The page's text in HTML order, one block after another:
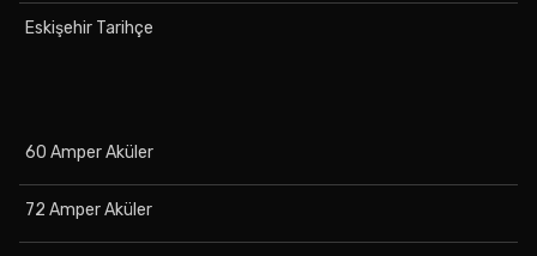
Eskişehir Tarihçe
60 Amper Aküler
72 Amper Aküler